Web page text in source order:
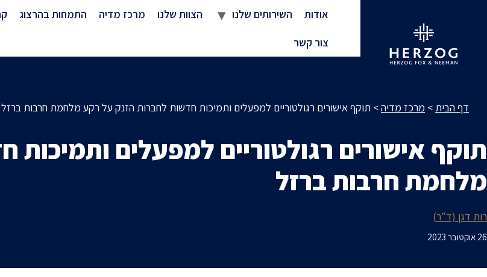
אודות השירותים שלנו הצוות שלנו מרכז מדיה התמחות בהרצוג
צור קשר
דף הבית > מרכז מדיה> תוקף אישורים רגולטוריים למפעלים ותמיכות חדשות לחברות הזנק על רקע מלחמת חרבות ברזל
תוקף אישורים רגולטוריים למפעלים
מלחמת חרבות ברזל
רות דגן (ד"ר)
26 אוקטובר 2023